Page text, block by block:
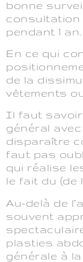
bonne
consultation
pendant 1 an.
En ce qui
de la
vêtements
Il faut savoir
général
disparaître
faut pas
qui réalise
le fait du (de
Au-delà de
souvent
plasties
générale à